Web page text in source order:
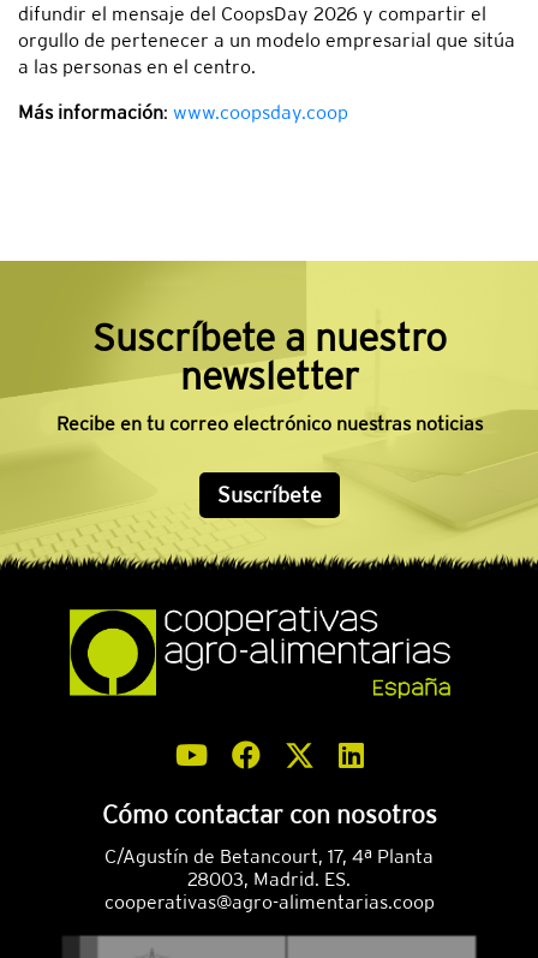
difundir el mensaje del CoopsDay 2026 y compartir el
orgullo de pertenecer a un modelo empresarial que sitúa
a las personas en el centro.
Más información: www.coopsday.coop
Suscríbete a nuestro
newsletter
Recibe en tu correo electrónico nuestras noticias
Suscríbete
Cómo contactar con nosotros
C/Agustín de Betancourt, 17, 4ª Planta
28003, Madrid. ES.
cooperativas@agro-alimentarias.coop